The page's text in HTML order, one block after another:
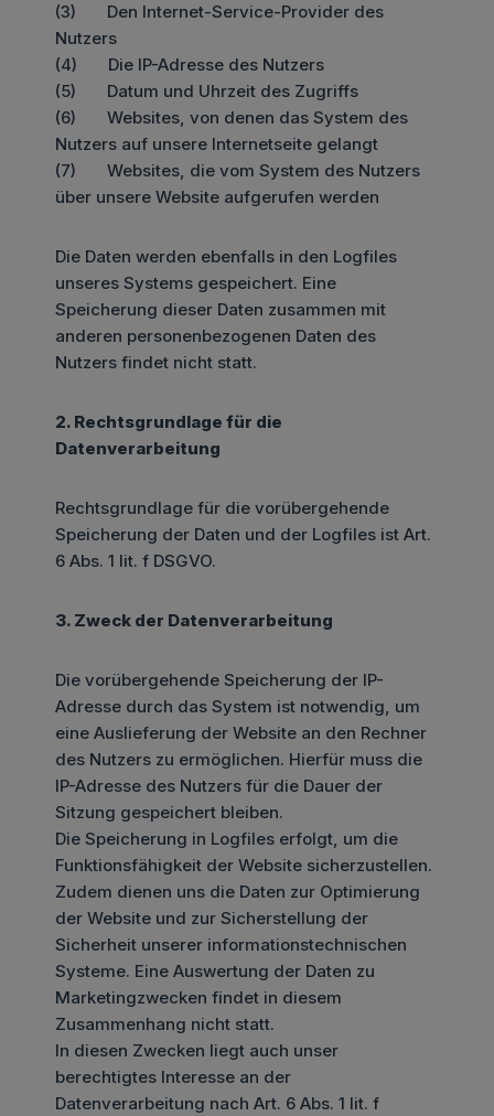
(3) Den Internet-Service-Provider des
Nutzers
(4) Die IP-Adresse des Nutzers
(5) Datum und Uhrzeit des Zugriffs
(6) Websites, von denen das System des
Nutzers auf unsere Internetseite gelangt
(7) Websites, die vom System des Nutzers
über unsere Website aufgerufen werden
Die Daten werden ebenfalls in den Logfiles
unseres Systems gespeichert. Eine
Speicherung dieser Daten zusammen mit
anderen personenbezogenen Daten des
Nutzers findet nicht statt.
2. Rechtsgrundlage für die
Datenverarbeitung
Rechtsgrundlage für die vorübergehende
Speicherung der Daten und der Logfiles ist Art.
6 Abs. 1 lit. f DSGVO.
3. Zweck der Datenverarbeitung
Die vorübergehende Speicherung der IP-
Adresse durch das System ist notwendig, um
eine Auslieferung der Website an den Rechner
des Nutzers zu ermöglichen. Hierfür muss die
IP-Adresse des Nutzers für die Dauer der
Sitzung gespeichert bleiben.
Die Speicherung in Logfiles erfolgt, um die
Funktionsfähigkeit der Website sicherzustellen.
Zudem dienen uns die Daten zur Optimierung
der Website und zur Sicherstellung der
Sicherheit unserer informationstechnischen
Systeme. Eine Auswertung der Daten zu
Marketingzwecken findet in diesem
Zusammenhang nicht statt.
In diesen Zwecken liegt auch unser
berechtigtes Interesse an der
Datenverarbeitung nach Art. 6 Abs. 1 lit. f